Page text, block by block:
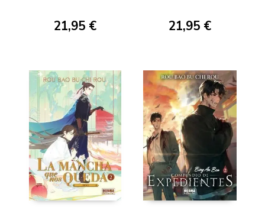
21,95 € 21,95 €